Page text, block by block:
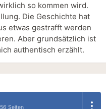
so kommen wird.
Die Geschichte hat
etwas gestrafft werden
Aber grundsätzlich ist
authentisch erzählt.
Seiten